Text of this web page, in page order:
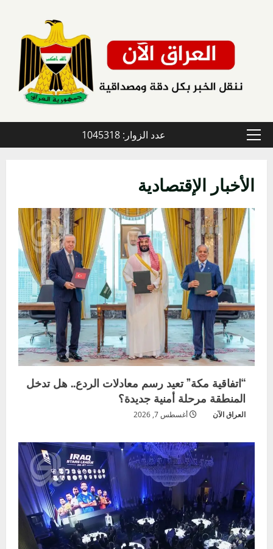
القائمة
عدد الزوار: 1045318
الأخبار الإقتصادية
“اتفاقية مكة” تعيد رسم معادلات الردع.. هل تدخل
المنطقة مرحلة أمنية جديدة؟
العراق الآن أغسطس 7, 2026